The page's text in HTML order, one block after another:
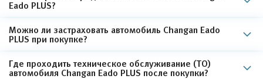
Eado PLUS?
Можно ли застраховать автомобиль Changan Eado
PLUS при покупке?
Где проходить техническое обслуживание (ТО)
автомобиля Changan Eado PLUS после покупки?